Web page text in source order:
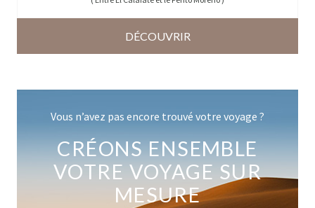
DÉCOUVRIR
Vous n’avez pas encore trouvé votre voyage ?
CRÉONS ENSEMBLE
VOTRE VOYAGE SUR
MESURE